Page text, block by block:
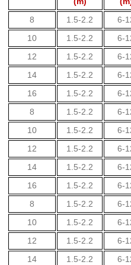
8
1.5-2.2 6-
10
1.5-2.2 6-
12
1.5-2.2 6-
14
1.5-2.2 6-
16
1.5-2.2 6-
8
1.5-2.2 6-
10
1.5-2.2 6-
12
1.5-2.2 6-
14
1.5-2.2 6-
16
1.5-2.2 6-
8
1.5-2.2 6-
10
1.5-2.2 6-
12
1.5-2.2 6-
14
1.5-2.2 6-